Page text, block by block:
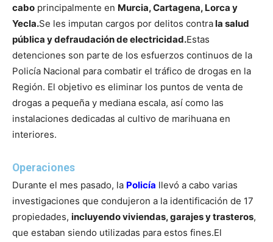
cabo principalmente en Murcia, Cartagena, Lorca y
Yecla.Se les imputan cargos por delitos contrala salud
pública y defraudación de electricidad.Estas
detenciones son parte de los esfuerzos continuos de la
Policía Nacional para combatir el tráfico de drogas en la
Región. El objetivo es eliminar los puntos de venta de
drogas a pequeña y mediana escala, así como las
instalaciones dedicadas al cultivo de marihuana en
interiores.
Operaciones
Durante el mes pasado, la Policía llevó a cabo varias
investigaciones que condujeron a la identificación de 17
propiedades, incluyendo viviendas, garajes y trasteros,
que estaban siendo utilizadas para estos fines.El